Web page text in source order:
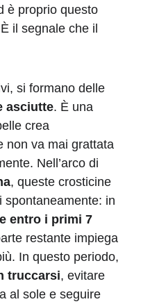
è proprio questo
il segnale che il
si formano delle
asciutte. È una
crea
non va mai grattata
Nell’arco di
, queste crosticine
spontaneamente: in
entro i primi 7
restante impiega
In questo periodo,
truccarsi, evitare
al sole e seguire